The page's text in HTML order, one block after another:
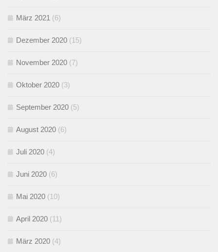
März 2021 (6)
Dezember 2020 (15)
November 2020 (7)
Oktober 2020 (3)
September 2020 (5)
August 2020 (6)
Juli 2020 (4)
Juni 2020 (6)
Mai 2020 (10)
April 2020 (11)
März 2020 (4)